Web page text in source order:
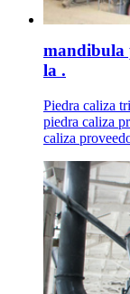
mandibula
la .
Piedra caliza
piedra caliza
caliza